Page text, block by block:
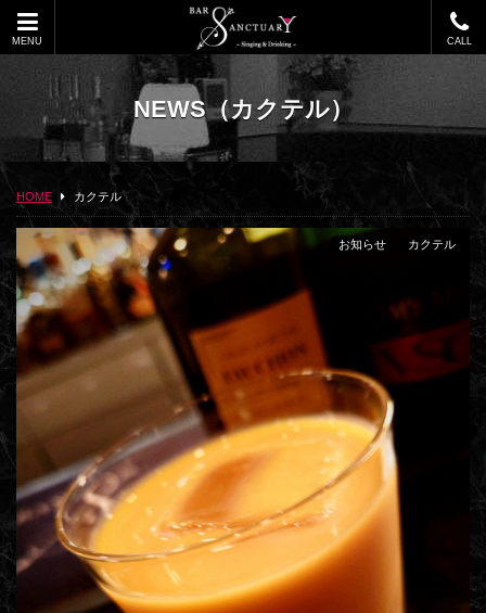
MENU CALL
NEWS（カクテル）
HOME カクテル
お知らせ カクテル